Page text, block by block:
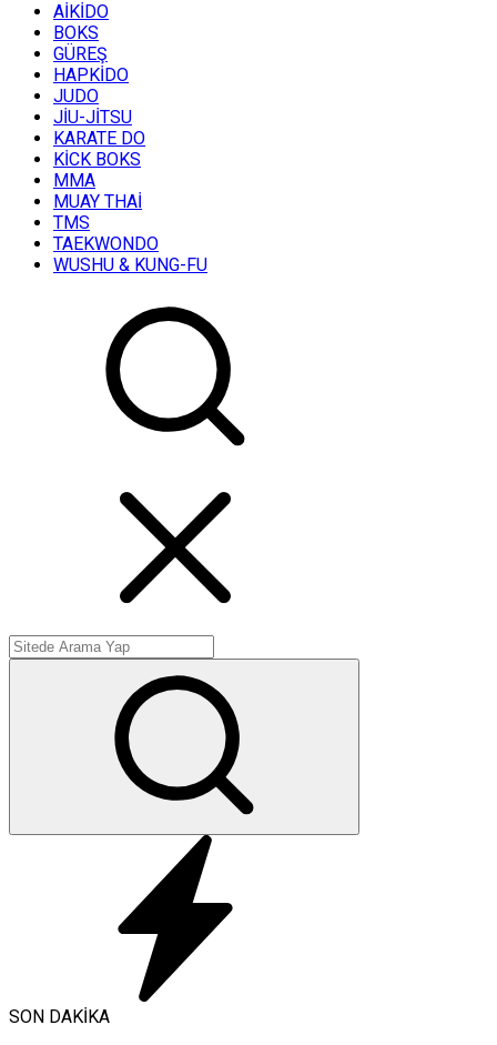
AİKİDO
BOKS
GÜREŞ
HAPKİDO
JUDO
JİU-JİTSU
KARATE DO
KİCK BOKS
MMA
MUAY THAİ
TMS
TAEKWONDO
WUSHU & KUNG-FU
SON DAKİKA